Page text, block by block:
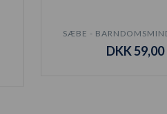
SÆBE -
DKK 59,00